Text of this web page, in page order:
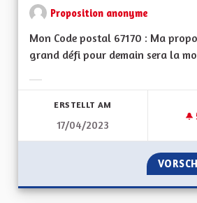
Proposition anonyme
Mon Code postal 67170 : Ma
grand défi pour demain sera la
ERSTELLT AM
17/04/2023